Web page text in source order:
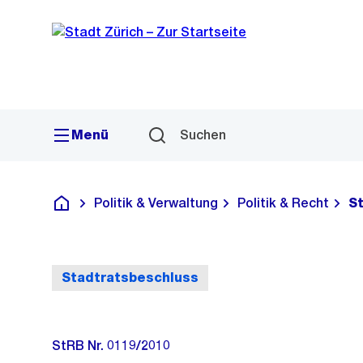
Navigation
Sprunglink
Menü Suchen
Deutsch
Politik & Verwaltung Politik & Recht
Stadtratsbeschluss
StRB Nr. 0119/2010